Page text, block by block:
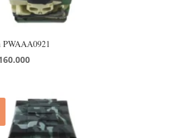
El
es:
$ 2.160.000.